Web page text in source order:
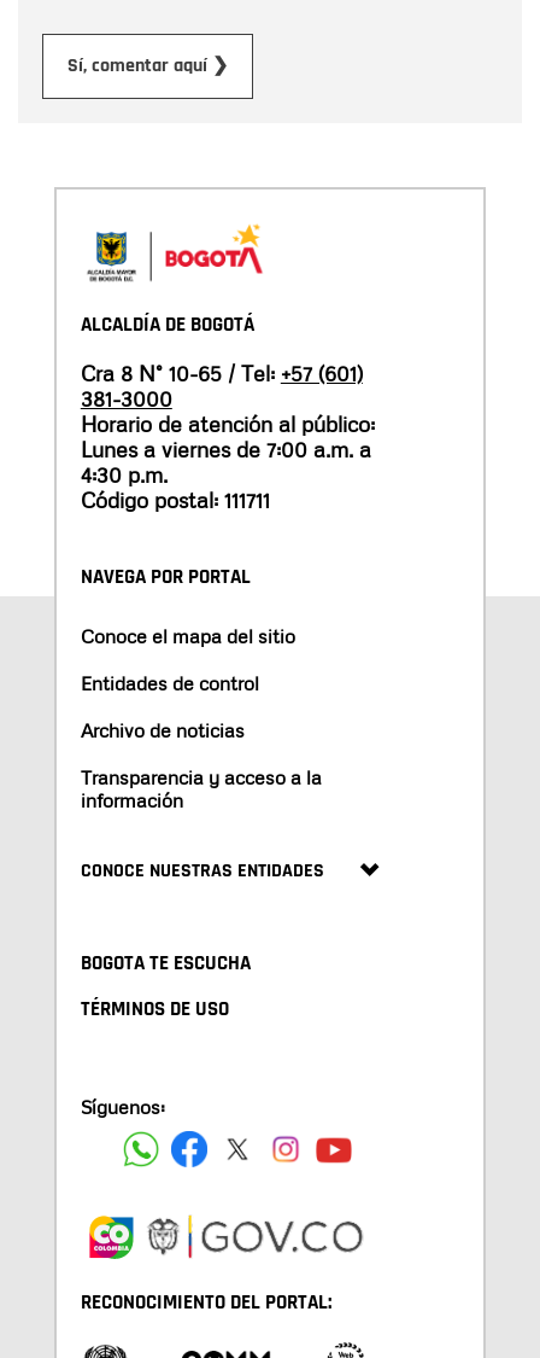
Sí, comentar aquí ❯
ALCALDÍA DE BOGOTÁ
Cra 8 N° 10-65 / Tel: +57 (601)
381-3000
Horario de atención al público:
Lunes a viernes de 7:00 a.m. a
4:30 p.m.
Código postal: 111711
NAVEGA POR PORTAL
Conoce el mapa del sitio
Entidades de control
Archivo de noticias
Transparencia y acceso a la
información
CONOCE NUESTRAS ENTIDADES
BOGOTA TE ESCUCHA
TÉRMINOS DE USO
Síguenos:
RECONOCIMIENTO DEL PORTAL: